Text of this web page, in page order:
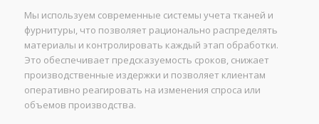
Мы используем современные системы учета тканей и
фурнитуры, что позволяет рационально распределять
материалы и контролировать каждый этап обработки.
Это обеспечивает предсказуемость сроков, снижает
производственные издержки и позволяет клиентам
оперативно реагировать на изменения спроса или
объемов производства.